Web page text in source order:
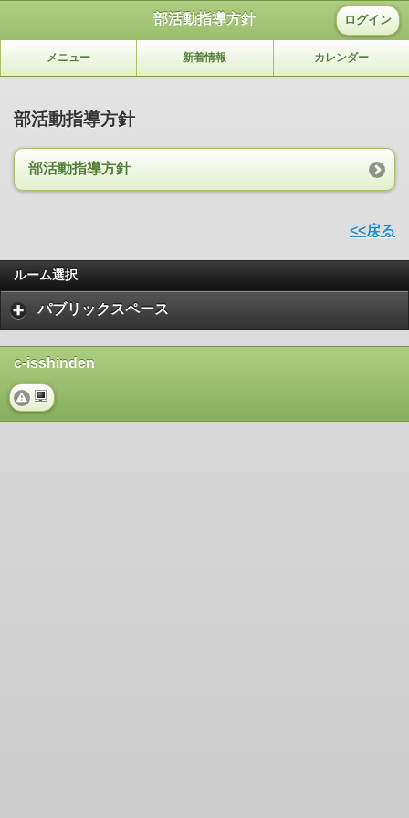
部活動指導方針 ログイン
メニュー 新着情報 カレンダー
部活動指導方針
部活動指導方針
<<戻る
ルーム選択
パブリックスペース
c-isshinden